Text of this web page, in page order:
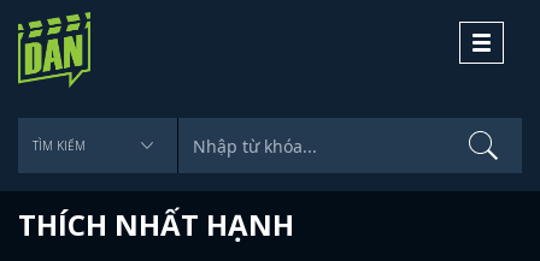
Toggle
THÍCH NHẤT HẠNH